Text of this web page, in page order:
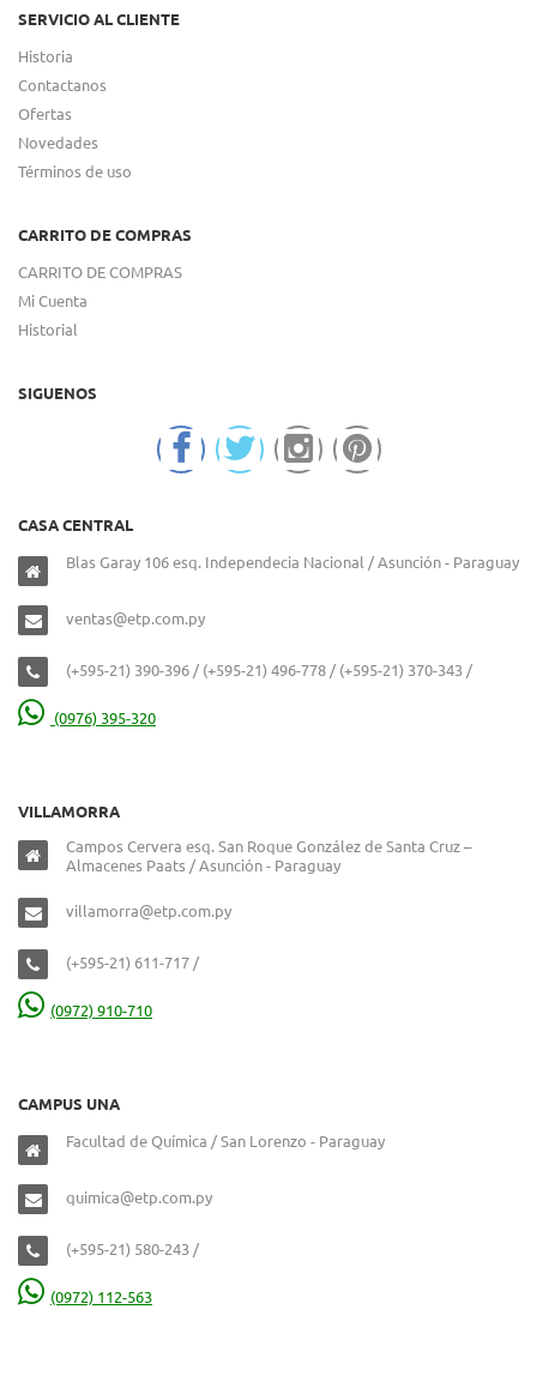
SERVICIO AL CLIENTE
Historia
Contactanos
Ofertas
Novedades
Términos de uso
CARRITO DE COMPRAS
CARRITO DE COMPRAS
Mi Cuenta
Historial
SIGUENOS
CASA CENTRAL
Blas Garay 106 esq. Independecia Nacional / Asunción - Paraguay
ventas@etp.com.py
(+595-21) 390-396 / (+595-21) 496-778 / (+595-21) 370-343 /
(0976) 395-320
VILLAMORRA
Campos Cervera esq. San Roque González de Santa Cruz –
Almacenes Paats / Asunción - Paraguay
villamorra@etp.com.py
(+595-21) 611-717 /
(0972) 910-710
CAMPUS UNA
Facultad de Química / San Lorenzo - Paraguay
quimica@etp.com.py
(+595-21) 580-243 /
(0972) 112-563